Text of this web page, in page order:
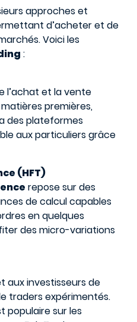
approches et
d’acheter et de
Voici les
:
l’achat et la vente
premières,
des plateformes
aux particuliers grâce
(HFT)
repose sur des
de calcul capables
en quelques
des micro-variations
aux investisseurs de
traders expérimentés.
populaire sur les